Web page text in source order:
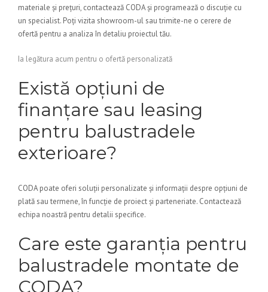
materiale și prețuri, contactează CODA și programează o discuție cu
un specialist. Poți vizita showroom-ul sau trimite-ne o cerere de
ofertă pentru a analiza în detaliu proiectul tău.
Ia legătura acum pentru o ofertă personalizată
Există opțiuni de
finanțare sau leasing
pentru balustradele
exterioare?
CODA poate oferi soluții personalizate și informații despre opțiuni de
plată sau termene, în funcție de proiect și parteneriate. Contactează
echipa noastră pentru detalii specifice.
Care este garanția pentru
balustradele montate de
CODA?